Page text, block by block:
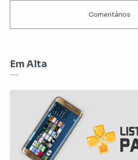
Em Alta